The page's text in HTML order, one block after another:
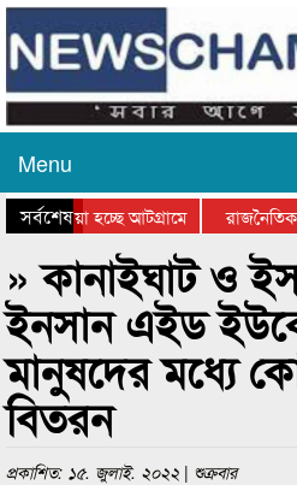
Menu
সর্বশেষ
যাওয়া হচ্ছে আটগ্রামে
পুরস্কার বিতরণ সম্পন্ন
সিলেটে
» কানাইঘাট ও
ইনসান এইড
মানুষদের মধ্যে
বিতরন
প্রকাশিত: ১৫. জুলাই. ২০২২ | শুক্রবার